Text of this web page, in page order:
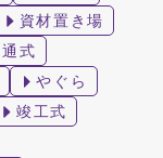
資材置き場
通式
やぐら
竣工式